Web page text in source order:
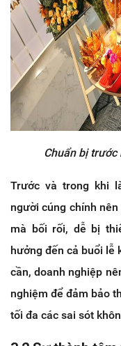
Chuẩn bị
Trước và trong khi
người cúng chính
mà bối rối, dễ bị
hưởng đến cả buổi lễ
cần, doanh nghiệp
nghiệm để đảm bảo
tối đa các sai sót